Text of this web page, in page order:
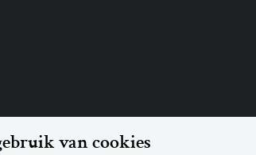
van cookies
De Slegte